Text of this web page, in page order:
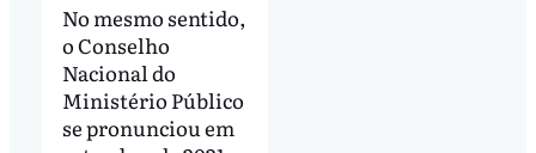
No mesmo sentido,
o Conselho
Nacional do
Ministério Público
se pronunciou em